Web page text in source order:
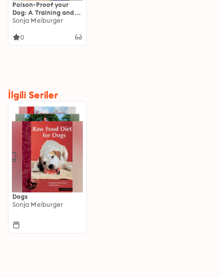
Poison-Proof your
Dog: A Training and
Practice Programme
Bait
Sonja Meiburger
0
İlgili Seriler
Dogs
Sonja Meiburger